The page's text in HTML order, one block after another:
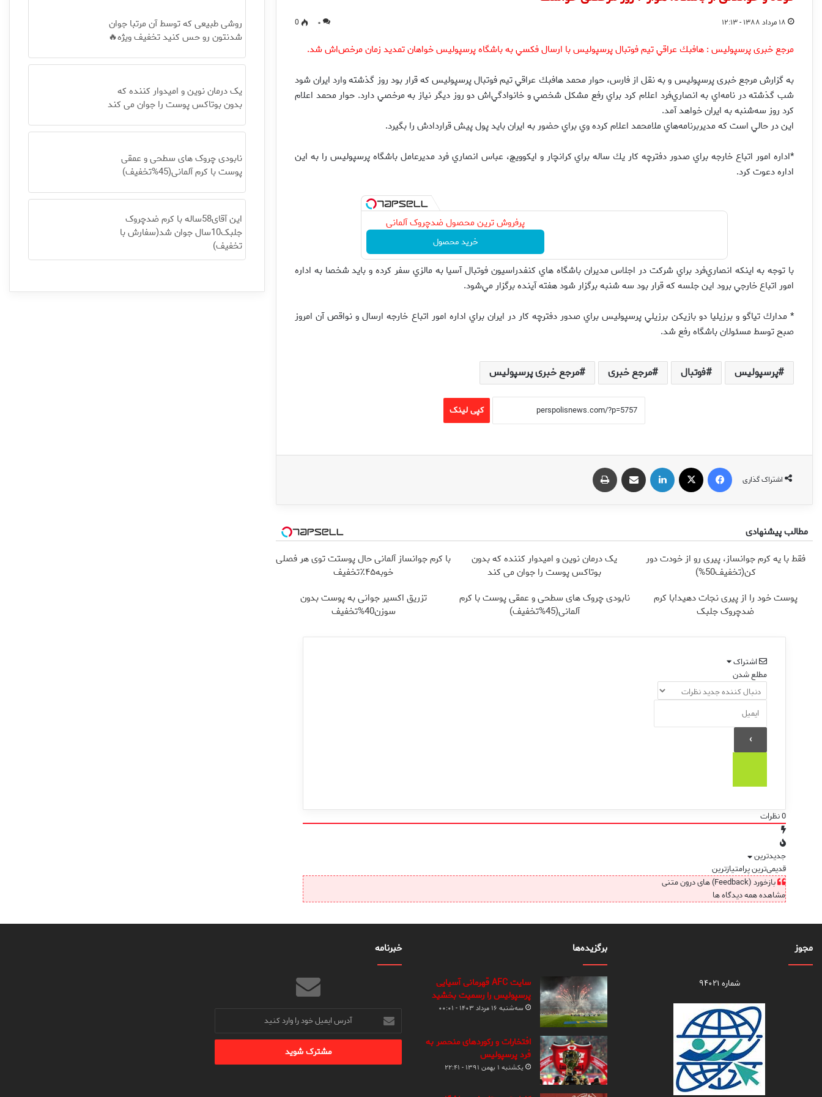
۱۸ مرداد ۱۳۸۸ - ۱۲:۱۳ ۰ 0
مرجع خبری پرسپولیس : هافبك عراقي تيم فوتبال پرسپوليس با ارسال فكسي به باشگاه پرسپوليس خواهان تمديد زمان مرخص‌اش شد.
به گزارش مرجع خبری پرسپولیس و به نقل از فارس، حوار محمد هافبك عراقي تيم فوتبال پرسپوليس كه قرار بود روز گذشته وارد ايران شود
شب گذشته در نامه‌اي به انصاري‌فرد اعلام كرد براي رفع مشكل شخصي‌ و خانوادگي‌اش دو روز ديگر نياز به مرخصي دارد. حوار محمد اعلام
كرد روز سه‌شنبه به ايران خواهد آمد.
اين در حالي است كه مديربرنامه‌هاي ملامحمد اعلام كرده وي براي حضور به ايران بايد پول پيش قراردادش را بگيرد.
*اداره امور اتباع خارجه براي صدور دفترچه كار يك ساله براي كرانچار و ايكوويچ، عباس انصاري فرد مديرعامل باشگاه پرسپوليس را به اين
اداره دعوت كرد.
پرفروش ترین محصول ضدچروک آلمانی
خرید محصول
با توجه به اينكه انصاري‌فرد براي شركت در اجلاس مديران باشگاه هاي كنفدراسيون فوتبال آسيا به مالزي سفر كرده و بايد شخصا به اداره
امور اتباع خارجي برود اين جلسه كه قرار بود سه شنبه برگزار شود هفته آينده برگزار مي‌شود.
* مدارك تياگو و برزيليا دو بازيكن برزيلي پرسپوليس براي صدور دفترچه كار در ايران براي اداره امور اتباع خارجه ارسال و نواقص آن امروز
صبح توسط مسئولان باشگاه رفع شد.
پرسپولیس فوتبال مرجع خبری مرجع خبری پرسپولیس
کپی لینک
اشتراک گذاری
فیس بوک لینکدین اشتراک گذاری از طریق ایمیل
مطالب پیشنهادی
فقط با یه کرم جوانساز، پیری رو از خودت دور
کن(تخفیف50%)
یک درمان نوین و امیدوار کننده که بدون
بوتاکس پوست را جوان می کند
با کرم جوانساز آلمانی حال پوستت توی هر فصلی
خوبه۴۵٪تخفیف
پوست خود را از پیری نجات دهید!با کرم
ضدچروک جلبک
نابودی چروک های سطحی و عمقی پوست با کرم
آلمانی(45%تخفیف)
تزریق اکسیر جوانی به پوست بدون
سوزن40%تخفیف
اشتراک
مطلع شدن
0نظرات
جدیدترین
قدیمی‌ترینپرامتیازترین
بازخورد (Feedback) های درون متنی
مشاهده همه دیدگاه ها
روشی طبیعی که توسط آن مرتبا جوان
شدنتون رو حس کنید تخفیف ویژه🔥
یک درمان نوین و امیدوار کننده که
بدون بوتاکس پوست را جوان می کند
نابودی چروک های سطحی و عمقی
پوست با کرم آلمانی(45%تخفیف)
این آقای58ساله با کرم ضدچروک
جلبک10سال جوان شد(سفارش با
تخفیف)
مجوز
شماره ۹۴۰۲۱
برگزیده‌ها
سایت AFC قهرمانی آسیایی
پرسپولیس را رسمیت بخشید
سه‌شنبه ۱۶ مرداد ۱۴۰۳ - ۰۰:۰۱
افتخارات و رکوردهای منحصر به
فرد پرسپولیس
یکشنبه ۱ بهمن ۱۳۹۱ - ۲۲:۴۱
خبرنامه
آدرس
ایمیل
خود
وارد